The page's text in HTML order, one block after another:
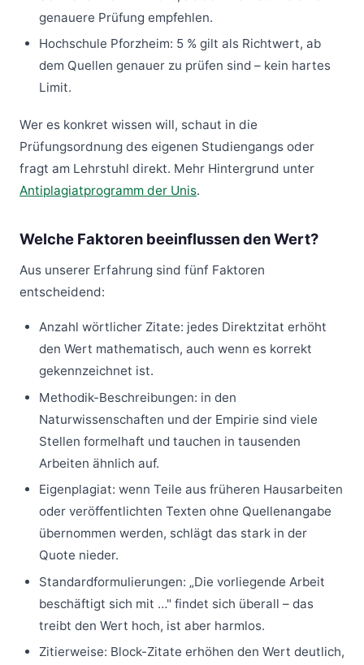
genauere Prüfung empfehlen.
Hochschule Pforzheim: 5 % gilt als Richtwert, ab
dem Quellen genauer zu prüfen sind – kein hartes
Limit.
Wer es konkret wissen will, schaut in die
Prüfungsordnung des eigenen Studiengangs oder
fragt am Lehrstuhl direkt. Mehr Hintergrund unter
Antiplagiatprogramm der Unis.
Welche Faktoren beeinflussen den Wert?
Aus unserer Erfahrung sind fünf Faktoren
entscheidend:
Anzahl wörtlicher Zitate: jedes Direktzitat erhöht
den Wert mathematisch, auch wenn es korrekt
gekennzeichnet ist.
Methodik-Beschreibungen: in den
Naturwissenschaften und der Empirie sind viele
Stellen formelhaft und tauchen in tausenden
Arbeiten ähnlich auf.
Eigenplagiat: wenn Teile aus früheren Hausarbeiten
oder veröffentlichten Texten ohne Quellenangabe
übernommen werden, schlägt das stark in der
Quote nieder.
Standardformulierungen: „Die vorliegende Arbeit
beschäftigt sich mit …" findet sich überall – das
treibt den Wert hoch, ist aber harmlos.
Zitierweise: Block-Zitate erhöhen den Wert deutlich,